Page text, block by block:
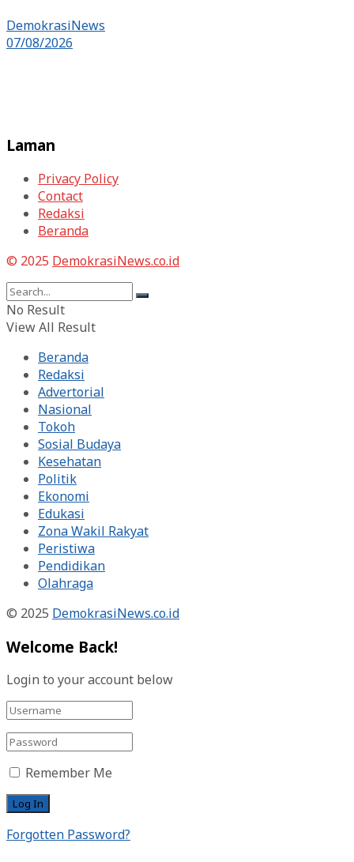
DemokrasiNews
07/08/2026
Laman
Privacy Policy
Contact
Redaksi
Beranda
© 2025 DemokrasiNews.co.id
No Result
View All Result
Beranda
Redaksi
Advertorial
Nasional
Tokoh
Sosial Budaya
Kesehatan
Politik
Ekonomi
Edukasi
Zona Wakil Rakyat
Peristiwa
Pendidikan
Olahraga
© 2025 DemokrasiNews.co.id
Welcome Back!
Login to your account below
Remember Me
Forgotten Password?